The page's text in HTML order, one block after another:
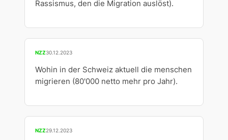
Rassismus, den die Migration auslöst).
NZZ30.12.2023
Wohin in der Schweiz aktuell die menschen
migrieren (80'000 netto mehr pro Jahr).
NZZ29.12.2023